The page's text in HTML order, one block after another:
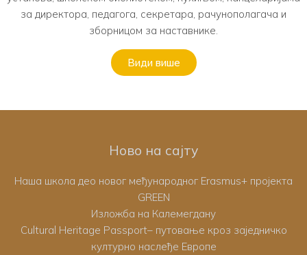
за директора, педагога, секретара, рачунополагача и
зборницом за наставнике.
Види више
Ново на сајту
Наша школа део новог међународног Erasmus+ пројекта
GREEN
Изложба на Калемегдану
Cultural Heritage Passport– путовање кроз заједничко
културно наслеђе Европе